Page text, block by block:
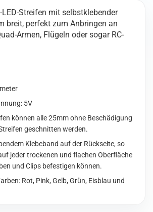
Led
(5V
Pink)
LED-Streifen mit selbstklebender
breit, perfekt zum Anbringen an
Armen, Flügeln oder sogar RC-
5V
können alle 25mm ohne Beschädigung
geschnitten werden.
Klebeband auf der Rückseite, so
jeder trockenen und flachen Oberfläche
und Clips befestigen können.
Rot, Pink, Gelb, Grün, Eisblau und